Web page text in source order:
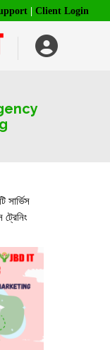
Client Login
সার্ভিস
ট্রেনিং